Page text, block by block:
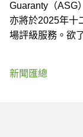
Guaranty（ASG
亦將於2025年十
場評級服務。欲
新聞匯總